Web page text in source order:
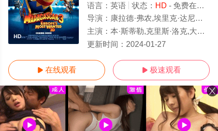
HD
语言： 英语 状态： HD - 免费在线观看
导演： 康拉德·弗农,埃里克·达尼尔,汤姆·麦格拉思
主演： 本·斯蒂勒,克里斯·洛克,大卫·休默,贾达·萍克·史密斯,萨莎·拜伦·科恩,弗兰西斯·麦克多蒙德,杰西卡·查斯坦
更新时间： 2024-01-27
 在线观看  极速观看